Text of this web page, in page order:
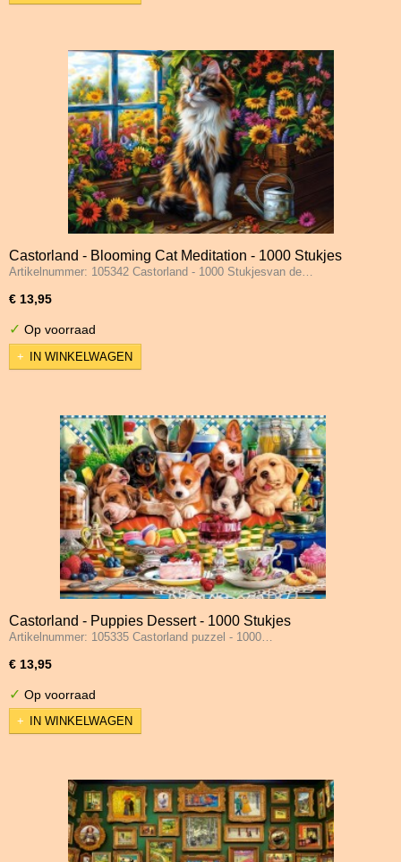
Castorland - Blooming Cat Meditation - 1000 Stukjes
Artikelnummer: 105342 Castorland - 1000 Stukjesvan de…
€ 13,95
✓ Op voorraad
IN WINKELWAGEN
Castorland - Puppies Dessert - 1000 Stukjes
Artikelnummer: 105335 Castorland puzzel - 1000…
€ 13,95
✓ Op voorraad
IN WINKELWAGEN